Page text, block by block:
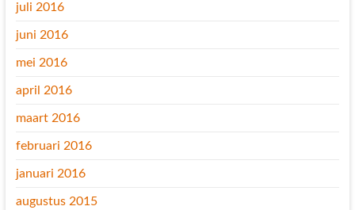
juli 2016
juni 2016
mei 2016
april 2016
maart 2016
februari 2016
januari 2016
augustus 2015